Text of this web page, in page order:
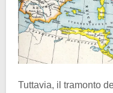
Tuttavia, il tramonto